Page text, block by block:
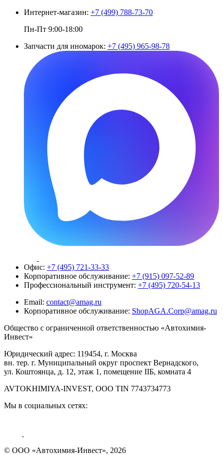
Интернет-магазин: +7 (499) 788-73-70
Пн-Пт 9:00-18:00
Запчасти для иномарок: +7 (495) 965-98-78
Офис: +7 (495) 721-33-33
Корпоративное обслуживание: +7 (915) 097-52-89
Профессиональный инструмент: +7 (495) 720-54-13
Email: contact@amag.ru
Корпоративное обслуживание: ShopAGA.Corp@amag.ru
Общество с ограниченной ответственностью «Автохимия-
Инвест»
Юридический адрес: 119454, г. Москва
вн. тер. г. Муниципальный округ проспект Вернадского,
ул. Коштоянца, д. 12, этаж 1, помещение IIБ, комната 4
AVTOKHIMIYA-INVEST, OOO TIN 7743734773
Мы в социальных сетях:
© ООО «Автохимия-Инвест», 2026